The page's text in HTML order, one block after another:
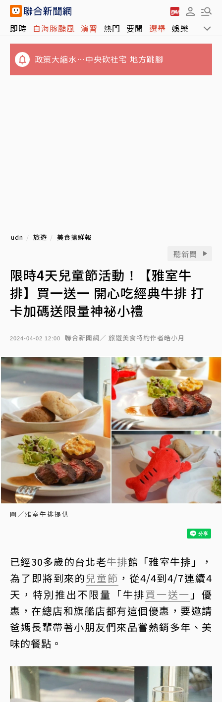
即時 白海豚颱風 演習 熱門 要聞 選舉 娛樂 運動
政策大縮水…中央砍社宅 地方跳腳
udn 旅遊 美食搶鮮報
聽新聞
限時4天兒童節活動！【雅室牛
排】買一送一 開心吃經典牛排 打
卡加碼送限量神祕小禮
2024-04-02 12:00 聯合新聞網／ 旅遊美食特約作者皓小月
圖／雅室牛排提供
已經30多歲的台北老牛排館「雅室牛排」，
為了即將到來的 兒童節 ，從4/4到4/7連續4
天，特別推出不限量「牛排買一送一 」優
惠，在總店和旗艦店都有這個優惠，要邀請
爸媽長輩帶著小朋友們來品嘗熱銷多年、美
味的餐點。